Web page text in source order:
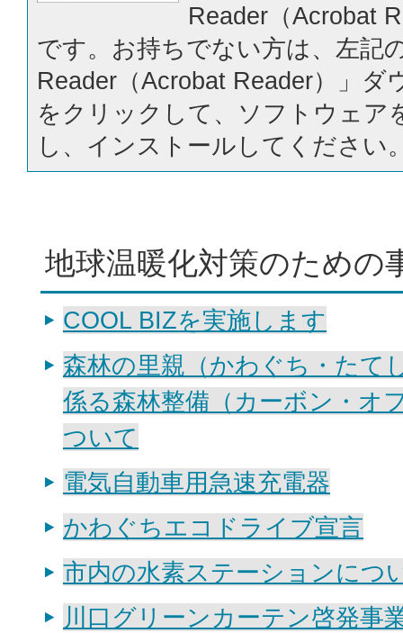
Reader（Acrobat
です。お持ちでない方は、左記
Reader（Acrobat Reader）」ダ
をクリックして、ソフトウェア
し、インストールしてください
地球温暖化対策のための
COOL BIZを実施します
森林の里親（かわぐち・たて
係る森林整備（カーボン・オ
ついて
電気自動車用急速充電器
かわぐちエコドライブ宣言
市内の水素ステーションにつ
川口グリーンカーテン啓発事